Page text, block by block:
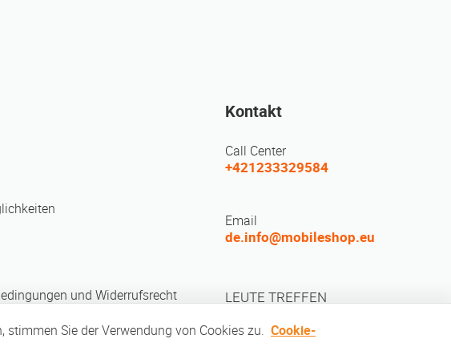
und Widerrufsrecht
Kontakt
Call Center
+421233329584
Email
de.info@mobileshop.eu
LEUTE TREFFEN
stimmen Sie der Verwendung von Cookies zu. Cookie-